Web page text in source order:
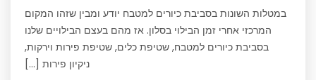
במטלות השונות בסביבת כיורים למטבח יודע ומבין שזהו המקום
המרכזי אחרי זמן הבילוי בסלון. אז מהם בעצם הבילויים שלנו
בסביבת כיורים למטבח, שטיפת כלים, שטיפת פירות וירקות,
ניקיון פירות […]